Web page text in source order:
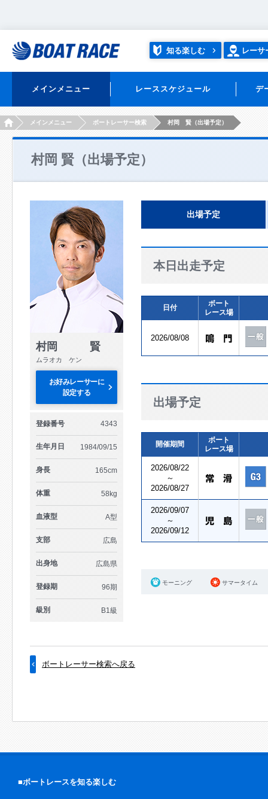
知る楽しむ レーサ
メインメニュー レーススケジュール デ
HOMEメインメニュー ボートレーサー検索 村岡 賢（出場予定）
村岡 賢（出場予定）
村岡 賢
ムラオカ ケン
お好みレーサーに
設定する
登録番号 4343
生年月日 1984/09/15
身長 165cm
体重 58kg
血液型 A型
支部 広島
出身地 広島県
登録期 96期
級別 B1級
出場予定
本日出走予定
日付
ボート
レース場
2026/08/08
出場予定
開催期間
ボート
レース場
2026/08/22
～
2026/08/27
2026/09/07
～
2026/09/12
モーニング サマータイム
ボートレーサー検索へ戻る
■ボートレースを知る楽しむ